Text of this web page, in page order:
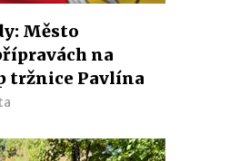
Město
na
tržnice Pavlína